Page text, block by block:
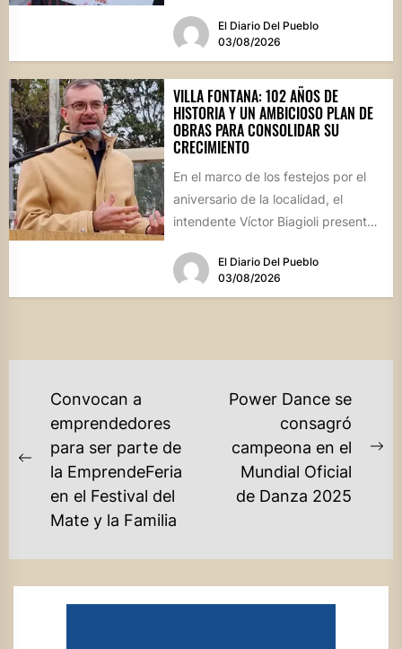
El Diario Del Pueblo
03/08/2026
VILLA FONTANA: 102 AÑOS DE
HISTORIA Y UN AMBICIOSO PLAN DE
OBRAS PARA CONSOLIDAR SU
CRECIMIENTO
En el marco de los festejos por el
aniversario de la localidad, el
intendente Víctor Biagioli presentó
El Diario Del Pueblo
03/08/2026
NAVEGACIÓN
ENTRADAS
Previous
post:
Convocan a
emprendedores
para ser parte de
la EmprendeFeria
en el Festival del
Mate y la Familia
Power Dance se
consagró
campeona en el
Mundial Oficial
de Danza 2025